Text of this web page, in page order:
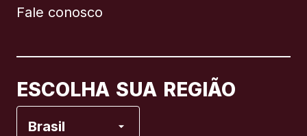
Fale conosco
ESCOLHA SUA REGIÃO
Brasil